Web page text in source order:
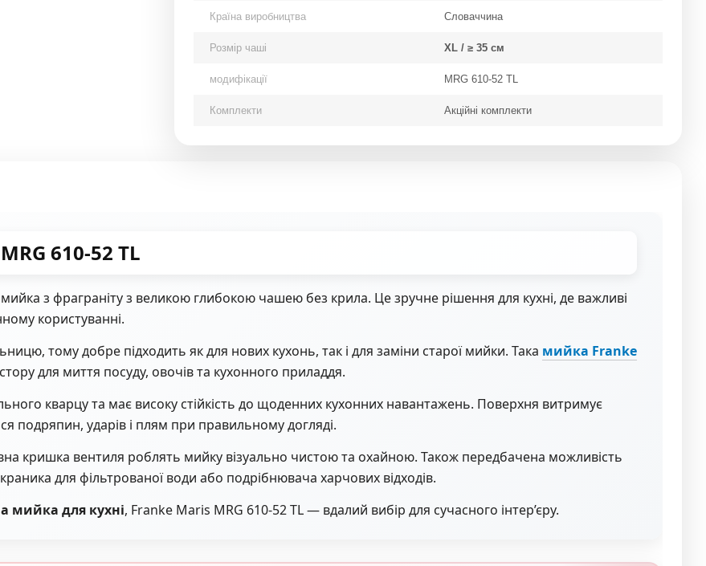
Країна виробництва Словаччина
Розмір чаші XL / ≥ 35 см
модифікації MRG 610-52 TL
Комплекти Акційні комплекти
610-52 TL
з фраграніту з великою глибокою чашею без крила. Це зручне рішення для кухні, де важливі
користуванні.
тому добре підходить як для нових кухонь, так і для заміни старої мийки. Така мийка Franke
для миття посуду, овочів та кухонного приладдя.
кварцу та має високу стійкість до щоденних кухонних навантажень. Поверхня витримує
подряпин, ударів і плям при правильному догляді.
кришка вентиля роблять мийку візуально чистою та охайною. Також передбачена можливість
для фільтрованої води або подрібнювача харчових відходів.
мийка для кухні, Franke Maris MRG 610-52 TL — вдалий вибір для сучасного інтер’єру.